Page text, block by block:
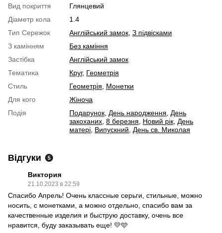
Вид покриття
Глянцевий
Діаметр кола
1.4
Тип Сережок
Англійський замок З підвісками
З камінням
Без каміння
Застібка
Англійський замок
Тематика
Круг, Геометрія
Стиль
Геометрія
Монетки
Для кого
Жіноча
Подія
Подарунок День народження
День
закоханих 8 березня Новий рік День
матері Випускний День св. Миколая
Відгуки 5
Виктория
21.10.2023 в 22:59
Спасибо Апрель! Очень классные серьги, стильные, можно
носить, с монетками, а можно отдельно, спасибо вам за
качественные изделия и быструю доставку, очень все
нравится, буду заказывать еще! 💛🩵